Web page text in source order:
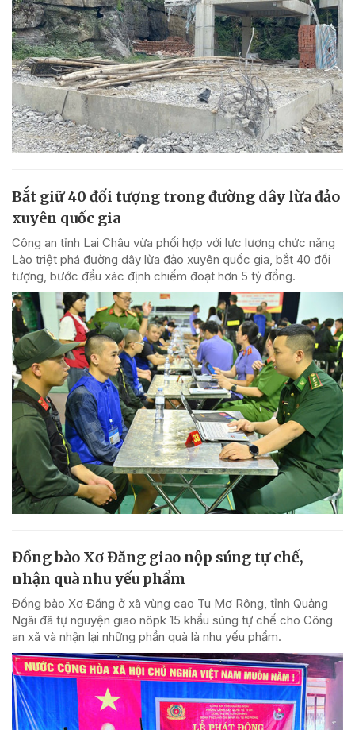
Bắt giữ 40 đối tượng trong đường dây lừa đảo
xuyên quốc gia
Công an tỉnh Lai Châu vừa phối hợp với lực lượng chức năng
Lào triệt phá đường dây lừa đảo xuyên quốc gia, bắt 40 đối
tượng, bước đầu xác định chiếm đoạt hơn 5 tỷ đồng.
Đồng bào Xơ Đăng giao nộp súng tự chế,
nhận quà nhu yếu phẩm
Đồng bào Xơ Đăng ở xã vùng cao Tu Mơ Rông, tỉnh Quảng
Ngãi đã tự nguyện giao nôpk 15 khẩu súng tự chế cho Công
an xã và nhận lại những phần quà là nhu yếu phẩm.